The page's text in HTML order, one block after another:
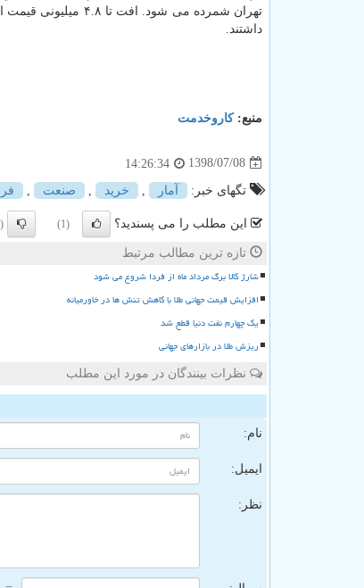
تهران شمرده می
داشتند.
منبع:كاروخدمت
1398/07/08
14:26:34
تگهای خبر: آمار خرید صنعت
این مطلب را می پسندید؟ (1)
(0)
تازه ترین مطالب مرتبط
شارژ کالا برگ مرداد ماه از فردا شروع می شود
افزایش قیمت جهانی طلا با کاهش تنش ها در خاورمیانه
یک چهارم نفت دنیا قطع شد
ریزش طلا در بازارهای جهانی
نظرات بینندگان در مورد این مطلب
نام:
ایمیل:
نظر: